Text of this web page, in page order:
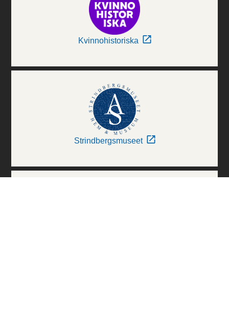
Kvinnohistoriska
Strindbergsmuseet